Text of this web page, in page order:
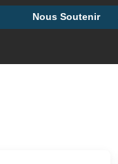
Nous Soutenir